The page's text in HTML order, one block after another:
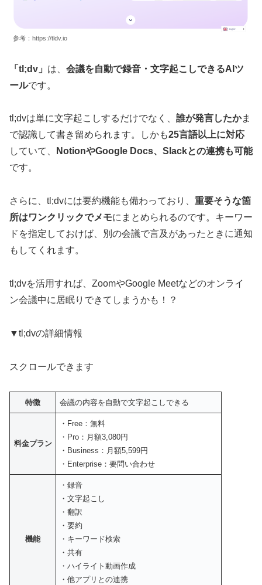
参考：https://tldv.io
「tl;dv」 は、 会議を自動で録音・文字起こしできるAIツ
ールです。
tl;dvは単に文字起こしするだけでなく、 誰が発言したかま
で認識して書き留められます。しかも25言語以上に対応
していて、
NotionやGoogle Docs、Slackとの連携も可能
です。
さらに、tl;dvには要約機能も備わっており、 重要そうな箇
所はワンクリックでメモにまとめられるのです。キーワー
ドを指定しておけば、別の会議で言及があったときに通知
もしてくれます。
tl;dvを活用すれば、ZoomやGoogle Meetなどのオンライ
ン会議中に居眠りできてしまうかも！？
▼tl;dvの詳細情報
スクロールできます
特徴 会議の内容を自動で文字起こしできる
料金プラン
・Free：無料
・Pro：月額3,080円
・Business：月額5,599円
・Enterprise：要問い合わせ
機能
・録音
・文字起こし
・翻訳
・要約
・キーワード検索
・共有
・ハイライト動画作成
・他アプリとの連携